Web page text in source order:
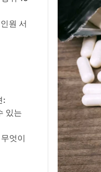
원 서
:
있는
엇이